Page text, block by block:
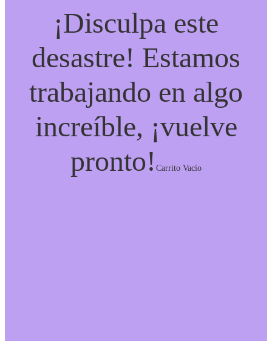
¡Disculpa este
desastre! Estamos
trabajando en algo
increíble, ¡vuelve
pronto!